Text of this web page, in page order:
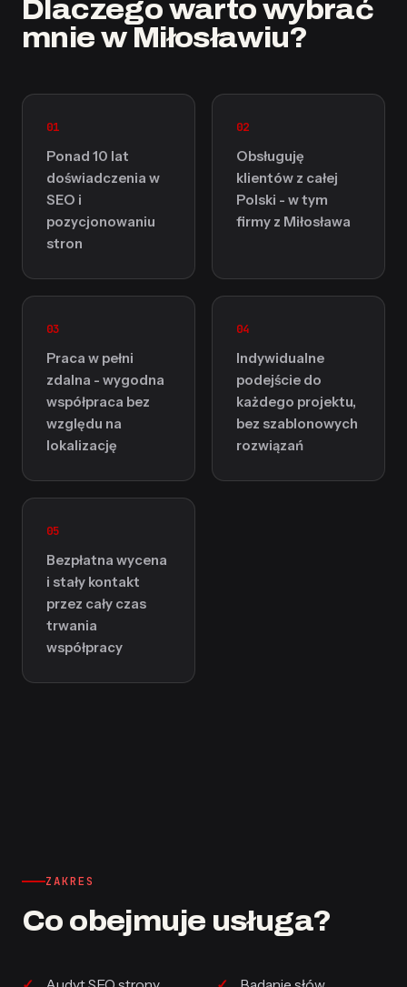
Dlaczego warto wybrać
mnie w Miłosławiu?
01
Ponad 10 lat
doświadczenia w
SEO i
pozycjonowaniu
stron
02
Obsługuję
klientów z całej
Polski - w tym
firmy z Miłosława
03
Praca w pełni
zdalna - wygodna
współpraca bez
względu na
lokalizację
04
Indywidualne
podejście do
każdego projektu,
bez szablonowych
rozwiązań
05
Bezpłatna wycena
i stały kontakt
przez cały czas
trwania
współpracy
ZAKRES
Co obejmuje usługa?